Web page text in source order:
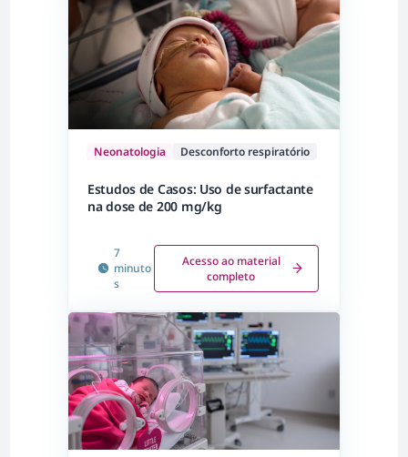
Neonatologia Desconforto respiratório
Estudos de Casos: Uso de surfactante
na dose de 200 mg/kg
7
minuto
s
Acesso ao material
completo